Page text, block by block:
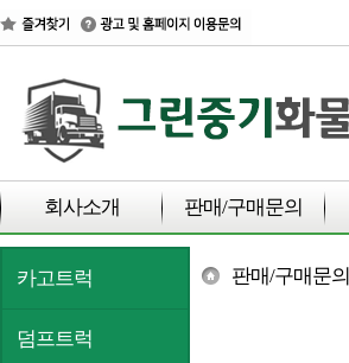
회사소개 판매/구매문의
카고트럭
덤프트럭
판매/구매문의